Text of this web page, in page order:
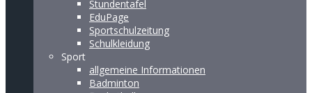
Stundentafel
EduPage
Sportschulzeitung
Schulkleidung
Sport
allgemeine Informationen
Badminton